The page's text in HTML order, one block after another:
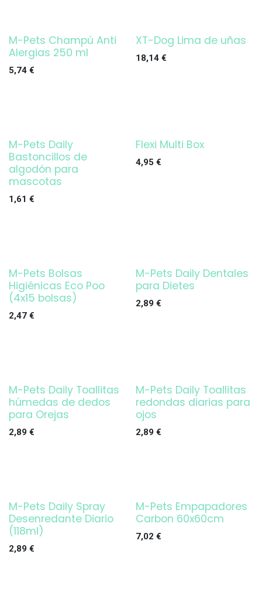
M-Pets Champú Anti
Alergias 250 ml
5,74 €
XT-Dog Lima de uñas
18,14€
M-Pets Daily
Bastoncillos de
algodón para
mascotas
1,61 €
Flexi Multi Box
4,95 €
M-Pets Bolsas
Higiénicas Eco Poo
(4x15 bolsas)
2,47 €
M-Pets Daily Dentales
para Dietes
2,89 €
M-Pets Daily Toallitas
húmedas de dedos
para Orejas
2,89 €
M-Pets Daily Toallitas
redondas diarias para
ojos
2,89 €
M-Pets Daily Spray
Desenredante Diario
(118ml)
2,89 €
M-Pets Empapadores
Carbon 60x60cm
7,02 €